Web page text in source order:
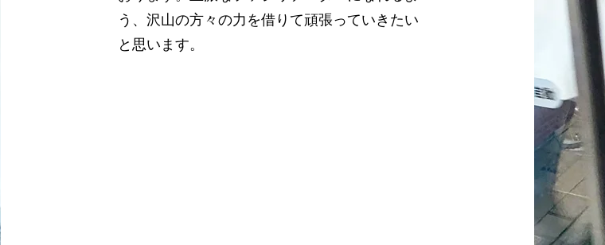
う、沢山の方々の力を借りて頑張っていきたい
と思います。